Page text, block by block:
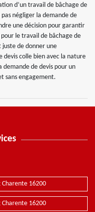
d’un travail de bâchage de
négliger la demande de
une décision pour garantir
le travail de bâchage de
de donner une
colle bien avec la nature
de devis pour un
sans engagement.
16200
16200